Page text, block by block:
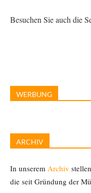
Besuchen Sie auch die
WERBUNG
ARCHIV
In unserem Archiv
die seit Gründung der